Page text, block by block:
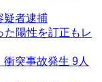
疑者逮捕
た陽性を訂正もレ
突事故発生 9人